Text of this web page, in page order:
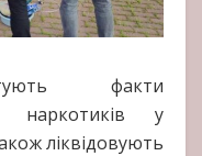
факти
наркотиків у
ліквідовують